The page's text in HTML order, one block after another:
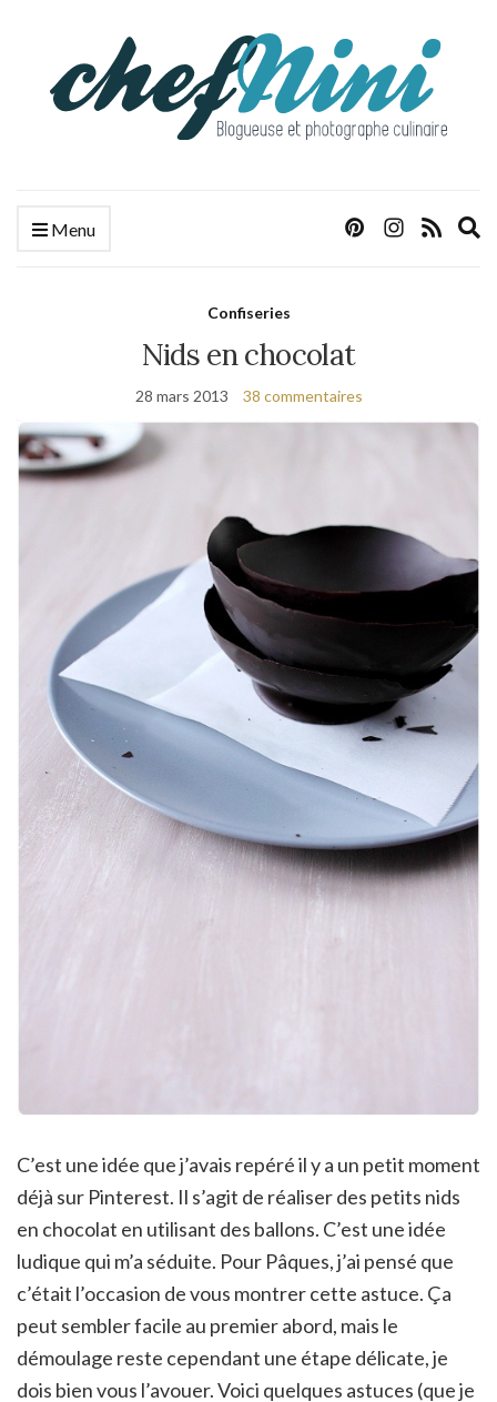
Menu
Confiseries
Nids en chocolat
28 mars 2013 38 commentaires
C’est une idée que j’avais repéré il y a un petit moment
déjà sur Pinterest. Il s’agit de réaliser des petits nids
en chocolat en utilisant des ballons. C’est une idée
ludique qui m’a séduite. Pour Pâques, j’ai pensé que
c’était l’occasion de vous montrer cette astuce. Ça
peut sembler facile au premier abord, mais le
démoulage reste cependant une étape délicate, je
dois bien vous l’avouer. Voici quelques astuces (que je